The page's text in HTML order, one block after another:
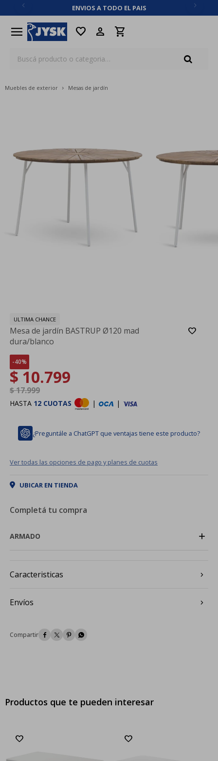
ENVIOS A TODO EL PAIS
menu favorite
Muebles de exterior Mesas de jardín
ULTIMA CHANCE
Mesa de jardín BASTRUP Ø120 mad
dura/blanco
40
$ 10.799
$17.999
HASTA 12 CUOTAS | |
¿Preguntále a ChatGPT que ventajas tiene este producto?
Ver todas las opciones de pago y planes de cuotas
UBICAR EN TIENDA
Completá tu compra
ARMADO +
Caracteristicas
Envíos
   
Productos que te pueden interesar
close